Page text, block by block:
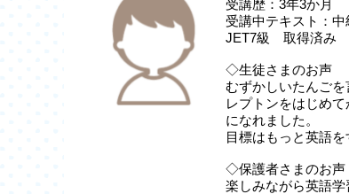
受講歴：3年3か月
受講中テキスト：
JET7級 取得済み
◇生徒さまのお声
むずかしいたんごを
レプトンをはじめ
になれました。
目標はもっと英語
◇保護者さまのお声
楽しみながら英語学